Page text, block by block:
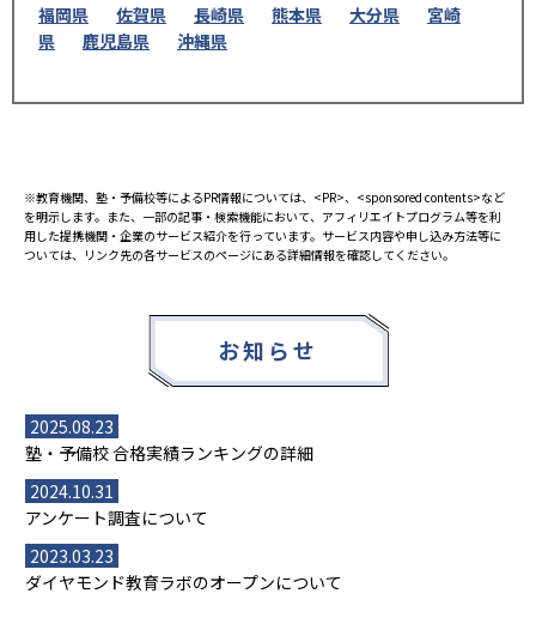
福岡県
佐賀県 長崎県 熊本県 大分県
宮崎
県
鹿児島県 沖縄県
※教育機関、塾・予備校等によるPR情報については、<PR>、<sponsored contents>など
を明示します。また、一部の記事・検索機能において、アフィリエイトプログラム等を利
用した提携機関・企業のサービス紹介を行っています。サービス内容や申し込み方法等に
ついては、リンク先の各サービスのページにある詳細情報を確認してください。
お知らせ
2025.08.23
塾・予備校 合格実績ランキングの詳細
2024.10.31
アンケート調査について
2023.03.23
ダイヤモンド教育ラボのオープンについて